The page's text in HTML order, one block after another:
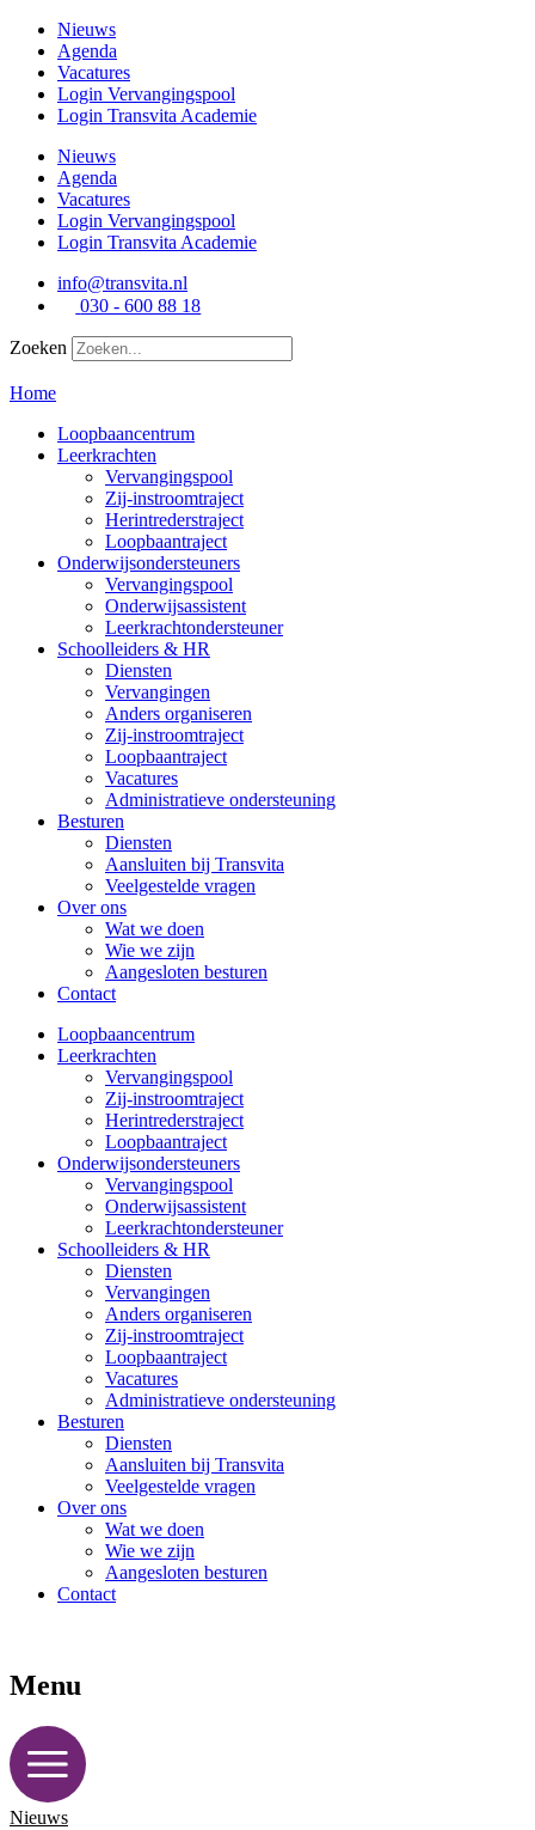
naar
inhoud
Nieuws
Agenda
Vacatures
Login Vervangingspool
Login Transvita Academie
Nieuws
Agenda
Vacatures
Login Vervangingspool
Login Transvita Academie
info@transvita.nl
030 - 600 88 18
Zoeken
Home
Loopbaancentrum
Leerkrachten
Vervangingspool
Zij-instroomtraject
Herintrederstraject
Loopbaantraject
Onderwijsondersteuners
Vervangingspool
Onderwijsassistent
Leerkrachtondersteuner
Schoolleiders & HR
Diensten
Vervangingen
Anders organiseren
Zij-instroomtraject
Loopbaantraject
Vacatures
Administratieve ondersteuning
Besturen
Diensten
Aansluiten bij Transvita
Veelgestelde vragen
Over ons
Wat we doen
Wie we zijn
Aangesloten besturen
Contact
Loopbaancentrum
Leerkrachten
Vervangingspool
Zij-instroomtraject
Herintrederstraject
Loopbaantraject
Onderwijsondersteuners
Vervangingspool
Onderwijsassistent
Leerkrachtondersteuner
Schoolleiders & HR
Diensten
Vervangingen
Anders organiseren
Zij-instroomtraject
Loopbaantraject
Vacatures
Administratieve ondersteuning
Besturen
Diensten
Aansluiten bij Transvita
Veelgestelde vragen
Over ons
Wat we doen
Wie we zijn
Aangesloten besturen
Contact
Menu
Nieuws